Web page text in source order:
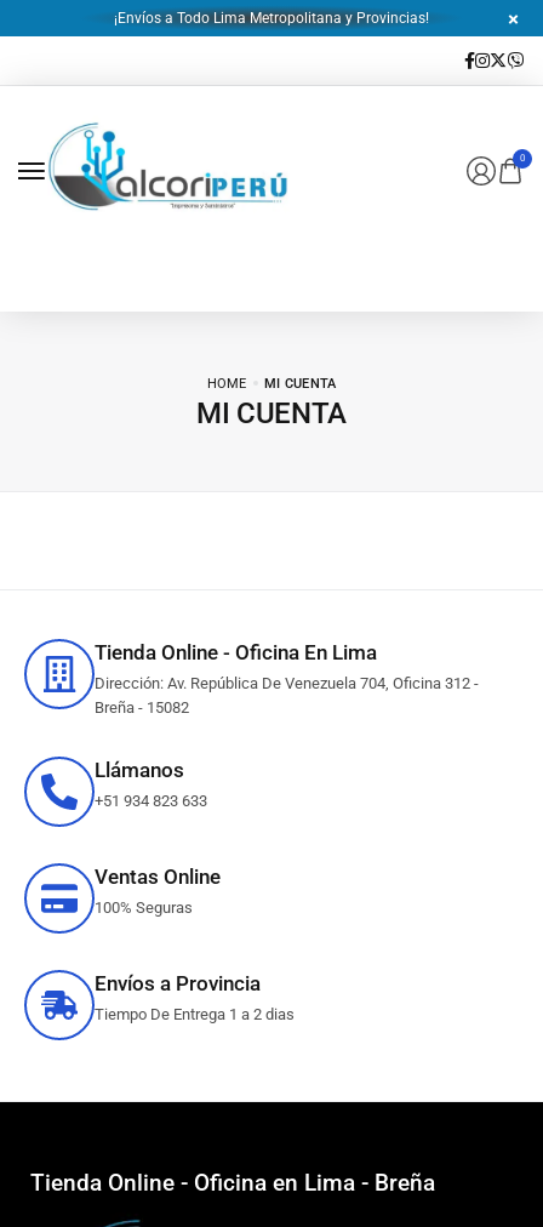
¡Envíos a Todo Lima Metropolitana y Provincias!
0
HOME MI CUENTA
MI CUENTA
Tienda Online - Oficina En Lima
Dirección: Av. República De Venezuela 704, Oficina 312 -
Breña - 15082
Llámanos
+51 934 823 633
Ventas Online
100% Seguras
Envíos a Provincia
Tiempo De Entrega 1 a 2 dias
Tienda Online - Oficina en Lima - Breña